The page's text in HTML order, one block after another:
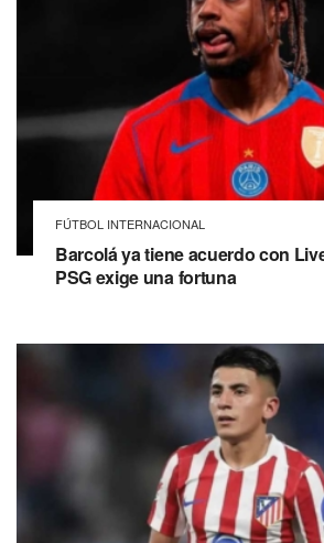
FÚTBOL INTERNACIONAL
Barcolá ya tiene acuerdo con
PSG exige una fortuna